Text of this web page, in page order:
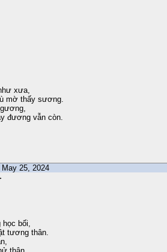
xưa,
mờ thấy sương.
đương vẫn còn.
25, 2024
bối,
tương thân.